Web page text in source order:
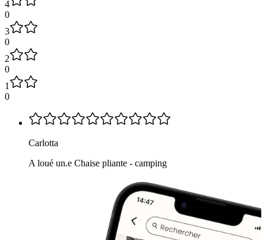
4
0
3
0
2
0
1
0
Carlotta
A loué un.e Chaise pliante - camping